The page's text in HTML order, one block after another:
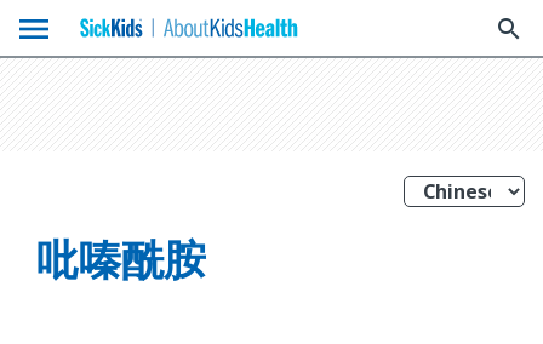
menu search
吡嗪酰胺